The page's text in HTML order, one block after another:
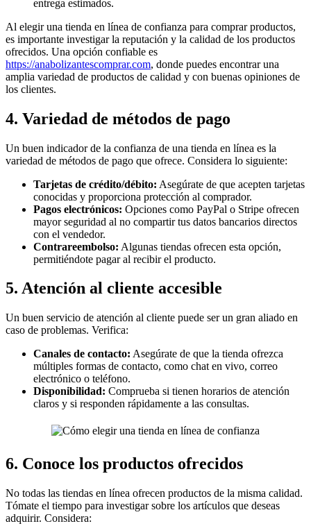
entrega estimados.
Al elegir una tienda en línea de confianza para comprar productos,
es importante investigar la reputación y la calidad de los productos
ofrecidos. Una opción confiable es
https://anabolizantescomprar.com, donde puedes encontrar una
amplia variedad de productos de calidad y con buenas opiniones de
los clientes.
4. Variedad de métodos de pago
Un buen indicador de la confianza de una tienda en línea es la
variedad de métodos de pago que ofrece. Considera lo siguiente:
Tarjetas de crédito/débito: Asegúrate de que acepten tarjetas
conocidas y proporciona protección al comprador.
Pagos electrónicos: Opciones como PayPal o Stripe ofrecen
mayor seguridad al no compartir tus datos bancarios directos
con el vendedor.
Contrareembolso: Algunas tiendas ofrecen esta opción,
permitiéndote pagar al recibir el producto.
5. Atención al cliente accesible
Un buen servicio de atención al cliente puede ser un gran aliado en
caso de problemas. Verifica:
Canales de contacto: Asegúrate de que la tienda ofrezca
múltiples formas de contacto, como chat en vivo, correo
electrónico o teléfono.
Disponibilidad: Comprueba si tienen horarios de atención
claros y si responden rápidamente a las consultas.
6. Conoce los productos ofrecidos
No todas las tiendas en línea ofrecen productos de la misma calidad.
Tómate el tiempo para investigar sobre los artículos que deseas
adquirir. Considera: